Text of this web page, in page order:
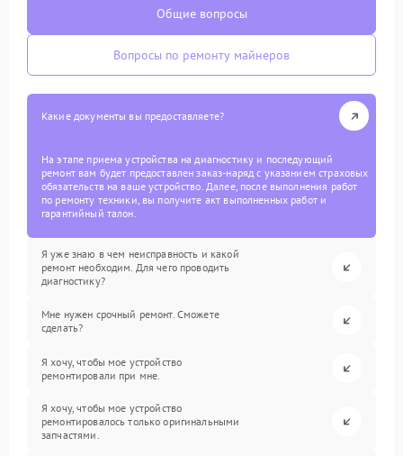
Общие вопросы
Вопросы по ремонту майнеров
Какие документы вы предоставляете?
На этапе приема устройства на диагностику и последующий
ремонт вам будет предоставлен заказ-наряд с указанием страховых
обязательств на ваше устройство. Далее, после выполнения работ
по ремонту техники, вы получите акт выполненных работ и
гарантийный талон.
Я уже знаю в чем неисправность и какой
ремонт необходим. Для чего проводить
диагностику?
Мне нужен срочный ремонт. Сможете
сделать?
Я хочу, чтобы мое устройство
ремонтировали при мне.
Я хочу, чтобы мое устройство
ремонтировалось только оригинальными
запчастями.